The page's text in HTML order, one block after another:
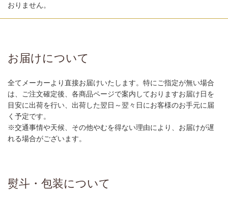
おりません。
お届けについて
全てメーカーより直接お届けいたします。特にご指定が無い場合
は、ご注文確定後、各商品ページで案内しておりますお届け日を
目安に出荷を行い、出荷した翌日～翌々日にお客様のお手元に届
く予定です。
※交通事情や天候、その他やむを得ない理由により、お届けが遅
れる場合がございます。
熨斗・包装について